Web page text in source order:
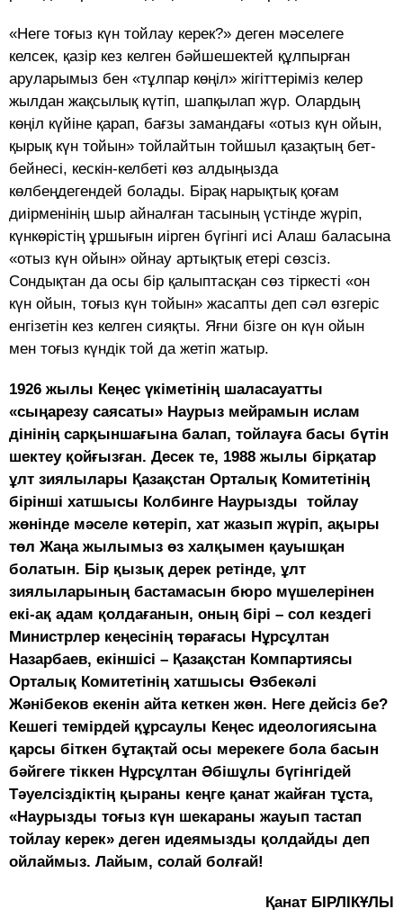
«Неге тоғыз күн тойлау ке­рек?» деген мә­селеге
келсек, қазір кез келген бәй­­шешектей құлпырған
аруларымыз бен «тұлпар көңіл» жігіттеріміз келер
жылдан жақ­сылық күтіп, шапқылап жүр. Олардың
көңіл кү­йіне қарап, бағзы замандағы «отыз күн ойын,
қырық күн тойын» той­лай­тын тойшыл қа­зақ­тың бет-
бейнесі, кес­кін-келбеті көз ал­ды­ңызда
көлбеңдегендей бо­лады. Бірақ на­рық­тық қоғам
диірменінің шыр айналған та­сының үстінде жүріп,
күнкөрістің ұршығын иір­ген бүгінгі исі Алаш баласына
«отыз күн ойын» ойнау артықтық етері сөзсіз.
Сондықтан да осы бір қалыптасқан сөз тіркесті «он
күн ойын, тоғыз күн тойын» жасапты деп сәл өз­ге­ріс
енгізетін кез келген сияқты. Яғни бізге он күн ойын
мен тоғыз күндік той да жетіп жа­тыр.
1926 жылы Кеңес үкіметінің шаласауатты
«сыңарезу саясаты» Наурыз мейрамын ислам
дінінің сарқыншағына балап, тойлауға басы бүтін
шектеу қойғызған. Десек те, 1988 жылы бірқатар
ұлт зиялылары Қазақстан Орталық Комитетінің
бірінші хатшысы Колбинге Наурызды тойлау
жөнінде мәселе көтеріп, хат жазып жүріп, ақыры
төл Жаңа жылымыз өз халқымен қауышқан
болатын. Бір қызық дерек ретінде, ұлт
зиялыларының бастамасын бюро мүшелерінен
екі-ақ адам қолдағанын, оның бірі – сол кездегі
Министрлер кеңесінің төрағасы Нұрсұлтан
Назарбаев, екіншісі – Қазақстан Компартиясы
Орталық Комитетінің хатшысы Өзбекәлі
Жәнібеков екенін айта кеткен жөн. Неге дейсіз бе?
Кешегі темірдей құрсаулы Кеңес идеологиясына
қарсы біткен бұтақтай осы мерекеге бола басын
бәйгеге тіккен Нұрсұлтан Әбішұлы бүгінгідей
Тәуелсіздіктің қыраны кеңге қанат жайған тұста,
«Наурызды тоғыз күн шекараны жауып тастап
тойлау керек» деген идеямызды қолдайды деп
ойлаймыз. Лайым, солай болғай!
Қанат БІРЛІКҰЛЫ